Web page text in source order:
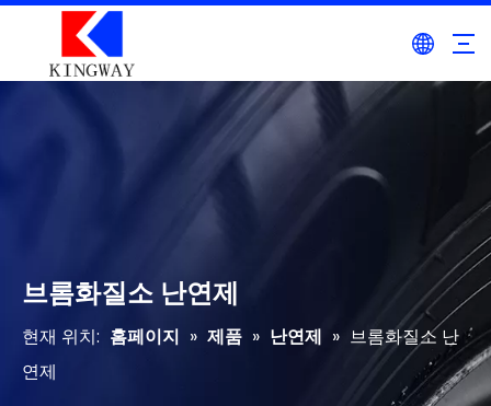
브롬화질소 난연제
현재 위치: 홈페이지 » 제품 » 난연제 » 브롬화질소 난
연제